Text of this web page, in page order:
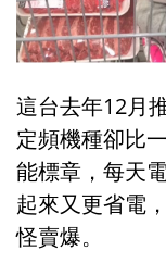
這台去年12月
定頻機種卻比
能標章，每天
起來又更省電
怪賣爆。